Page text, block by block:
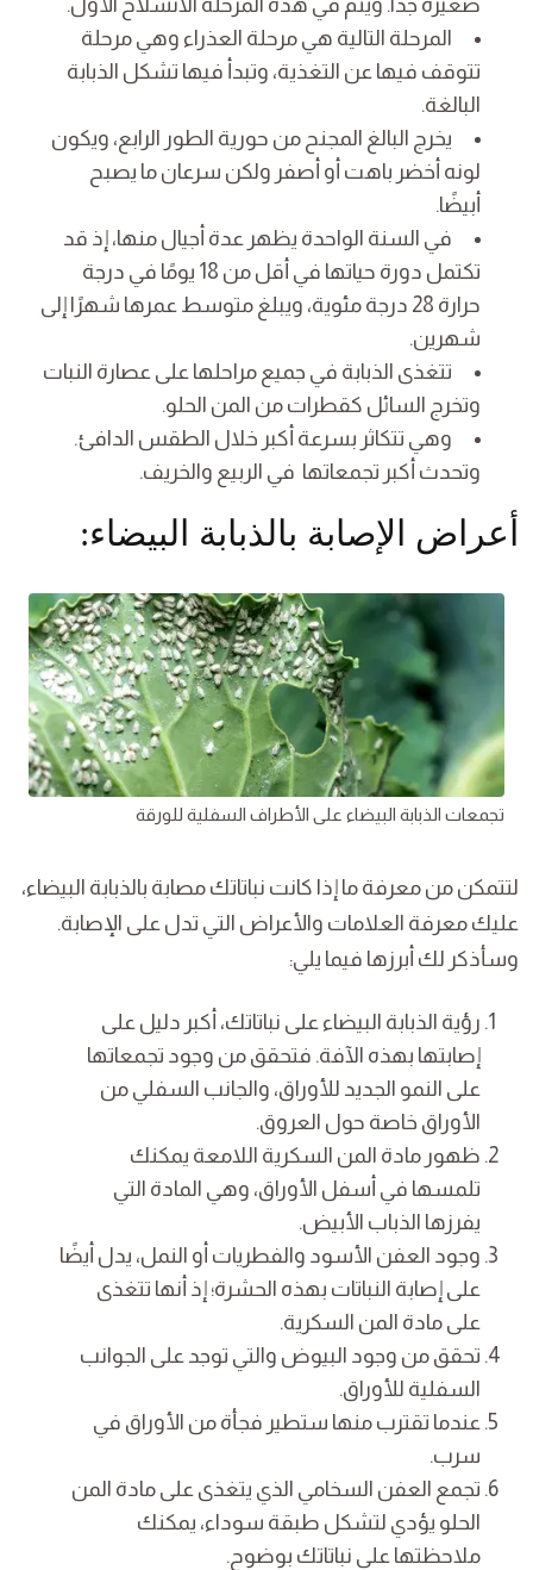
المرحلة التالية هي مرحلة العذراء وهي مرحلة
تتوقف فيها عن التغذية، وتبدأ فيها تشكل الذبابة
البالغة.
يخرج البالغ المجنح من حورية الطور الرابع، ويكون
لونه أخضر باهت أو أصفر ولكن سرعان ما يصبح
أبيضًا.
في السنة الواحدة يظهر عدة أجيال منها، إذ قد
تكتمل دورة حياتها في أقل من 18 يومًا في درجة
حرارة 28 درجة مئوية، ويبلغ متوسط عمرها شهرًا إلى
شهرين.
تتغذى الذبابة في جميع مراحلها على عصارة النبات
وتخرج السائل كقطرات من المن الحلو.
وهي تتكاثر بسرعة أكبر خلال الطقس الدافئ.
وتحدث أكبر تجمعاتها في الربيع والخريف.
أعراض الإصابة بالذبابة البيضاء:
تجمعات الذبابة البيضاء على الأطراف السفلية للورقة
لتتمكن من معرفة ما إذا كانت نباتاتك مصابة بالذبابة البيضاء،
عليك معرفة العلامات والأعراض التي تدل على الإصابة.
وسأذكر لك أبرزها فيما يلي:
رؤية الذبابة البيضاء على نباتاتك، أكبر دليل على
إصابتها بهذه الآفة. فتحقق من وجود تجمعاتها
على النمو الجديد للأوراق، والجانب السفلي من
الأوراق خاصة حول العروق.
ظهور مادة المن السكرية اللامعة يمكنك
تلمسها في أسفل الأوراق، وهي المادة التي
يفرزها الذباب الأبيض.
وجود العفن الأسود والفطريات أو النمل، يدل أيضًا
على إصابة النباتات بهذه الحشرة؛ إذ أنها تتغذى
على مادة المن السكرية.
تحقق من وجود البيوض والتي توجد على الجوانب
السفلية للأوراق.
عندما تقترب منها ستطير فجأة من الأوراق في
سرب.
تجمع العفن السخامي الذي يتغذى على مادة المن
الحلو يؤدي لتشكل طبقة سوداء، يمكنك
ملاحظتها على نباتاتك بوضوح.